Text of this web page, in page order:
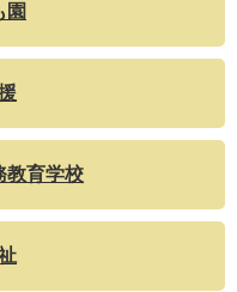
園
教育学校